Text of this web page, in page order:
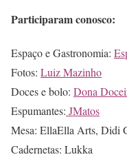
Participaram conosco:
Espaço e Gastronomia:
Fotos: Luiz Mazinho
Doces e bolo: Dona
Espumantes: JMatos
Mesa: EllaElla Arts, Didi
Cadernetas: Lukka